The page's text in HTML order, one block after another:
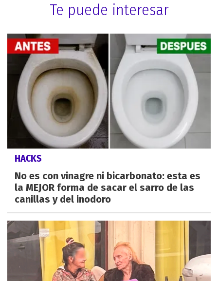
Te puede interesar
HACKS
No es con vinagre ni bicarbonato: esta es
la MEJOR forma de sacar el sarro de las
canillas y del inodoro